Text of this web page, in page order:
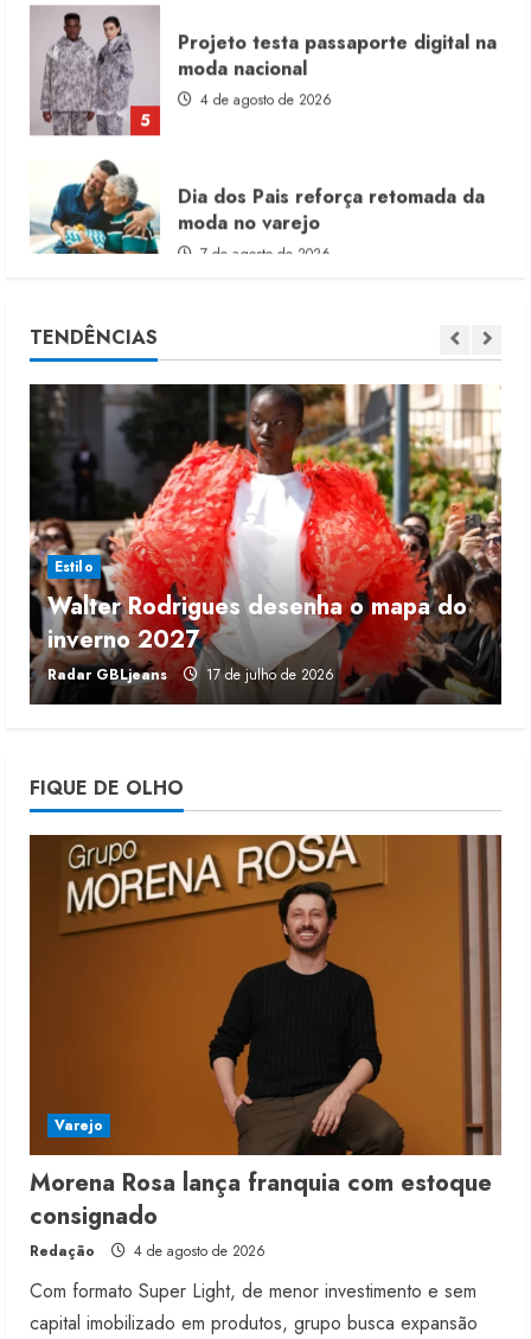
moda nacional
4 de agosto de 2026
1
moda no varejo
7 de agosto de 2026
2
3
Renata Caixeta assume Movimento
Sou de Algodão
5 de agosto de 2026
4
Fakini prevê R$345 milhões de
receita em 2026
4 de agosto de 2026
5
Projeto testa passaporte digital na
moda nacional
4 de agosto de 2026
TENDÊNCIAS
Estilo
Walter Rodrigues desenha o mapa do
inverno 2027
Radar GBLjeans 17 de julho de 2026
FIQUE DE OLHO
Varejo
Morena Rosa lança franquia com estoque
consignado
Redação 4 de agosto de 2026
Com formato Super Light, de menor investimento e sem
capital imobilizado em produtos, grupo busca expansão